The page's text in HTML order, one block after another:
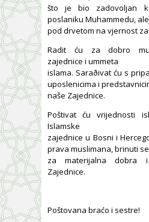
što je bio zadovoljan
poslaniku Muhammedu,
pod drvetom na vjernost
Radit ću za dobro
zajednice i ummeta
islama. Saraðivat ću s
uposlenicima i
naše Zajednice.
Poštivat ću vrijednosti
Islamske
zajednice u Bosni i
prava muslimana, brinuti se
za materijalna dobra
Zajednice.
Poštovana braćo i sestre!